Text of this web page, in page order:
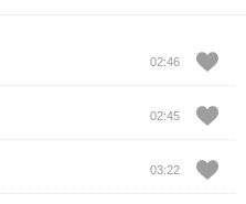
02:46
02:45
03:22